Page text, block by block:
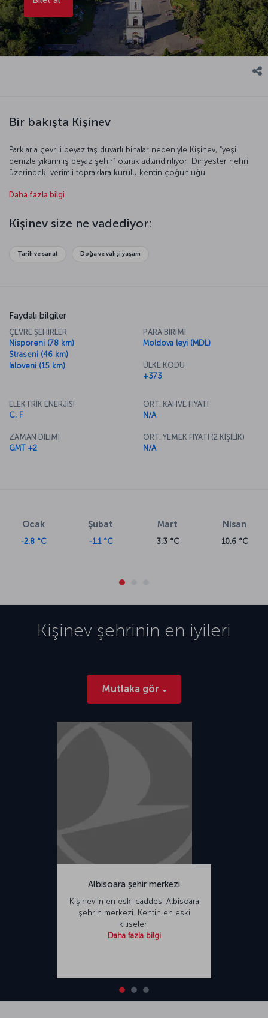
Bir bakışta Kişinev
Parklarla çevrili beyaz taş duvarlı binalar nedeniyle Kişinev, “yeşil
denizle yıkanmış beyaz şehir” olarak adlandırılıyor. Dinyester nehri
üzerindeki verimli topraklara kurulu kentin çoğunluğu
Alman ve Yunan gibi azınlıklar da yaşıyor. Geleneklerine ve kültürüne
andırıyordu. Ortaçağ etkisindeki kültürüyle bugün Kişinev dünyanın
görülmesi gereken nadide şehirlerinden biri. Üzüm bağlarıyla ünlü
Daha fazla bilgi
Kişinev size ne vadediyor:
Tarih ve sanat Doğa ve vahşi yaşam
Faydalı bilgiler
ÇEVRE ŞEHİRLER
Nisporeni (78 km)
Straseni (46 km)
Ialoveni (15 km)
PARA BİRİMİ
Moldova leyi (MDL)
ÜLKE KODU
+373
ELEKTRİK ENERJİSİ
C, F
ZAMAN DİLİMİ
GMT +2
ORT. KAHVE FİYATI
N/A
ORT. YEMEK FİYATI (2 KİŞİLİK)
N/A
Ocak
-2.8 °C
Şubat
-1.1 °C
Mart
3.3 °C
Nisan
10.6 °C
Kişinev şehrinin en iyileri
Mutlaka gör
Albisoara şehir merkezi
Kişinev’in en eski caddesi Albisoara
şehrin merkezi. Kentin en eski
kiliseleri
Daha fazla bilgi